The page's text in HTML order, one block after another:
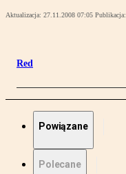
Aktualizacja: 27.11.2008 07:05 Publikacja:
Red
Powiązane
Polecane